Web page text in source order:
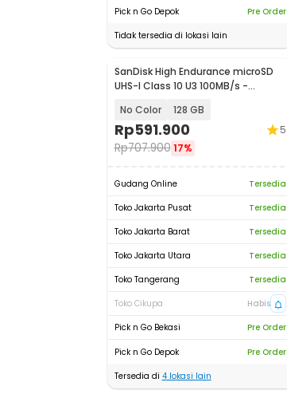
Pick n Go Depok
Pre Order
Tidak tersedia di lokasi lain
SanDisk High Endurance microSD
UHS-I Class 10 U3 100MB/s -
No Color 128 GB
Rp591.900
Rp707.900 17%
5
Gudang Online
Tersedia
Toko Jakarta Pusat
Tersedia
Toko Jakarta Barat
Tersedia
Toko Jakarta Utara
Tersedia
Toko Tangerang
Tersedia
Toko Cikupa
Habis
Pick n Go Bekasi
Pre Order
Pick n Go Depok
Pre Order
Tersedia di 4lokasi lain